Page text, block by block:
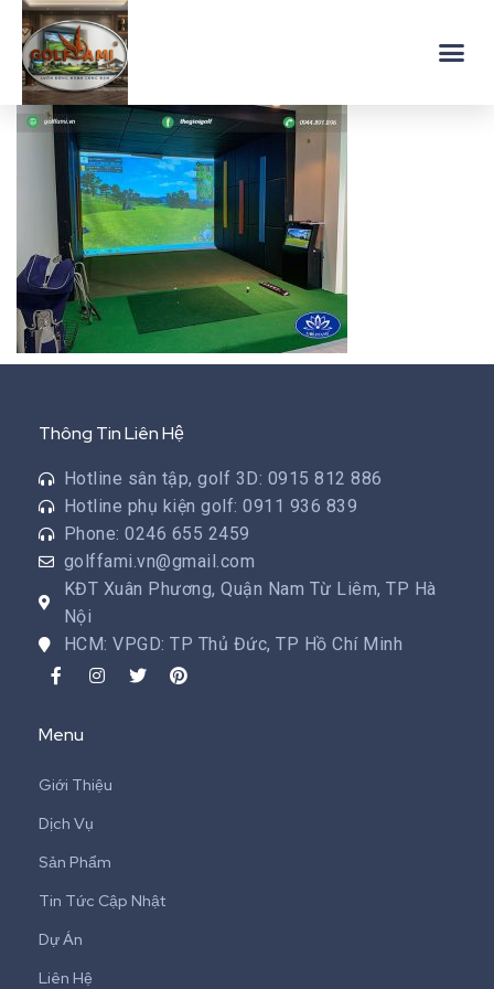
Thông Tin Liên Hệ
Hotline sân tập, golf 3D: 0915 812 886
Hotline phụ kiện golf: 0911 936 839
Phone: 0246 655 2459
golffami.vn@gmail.com
KĐT Xuân Phương, Quận Nam Từ Liêm, TP Hà
Nội
HCM: VPGD: TP Thủ Đức, TP Hồ Chí Minh
Menu
Giới Thiệu
Dịch Vụ
Sản Phẩm
Tin Tức Cập Nhật
Dự Án
Liên Hệ